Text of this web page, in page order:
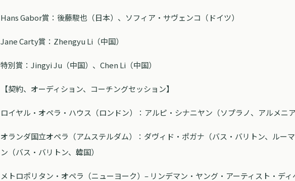
Hans Gabor賞：後藤駿也（日本）、ソフィア・サヴェンコ（ドイツ）
Jane Carty賞：Zhengyu Li（中国）
特別賞：Jingyi Ju（中国）、Chen Li（中国）
【契約、オーディション、コーチングセッション】
ロイヤル・オペラ・ハウス（ロンドン）：アルピ・シナニヤン（ソプラノ、アルメニア
オランダ国立オペラ（アムステルダム）：ダヴィド・ポガナ（バス・バリトン、ルー
ン（バス・バリトン、韓国）
メトロポリタン・オペラ（ニューヨーク）– リンデマン・ヤング・アーティスト・デ